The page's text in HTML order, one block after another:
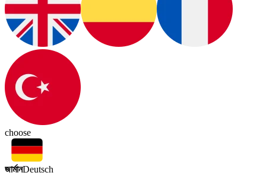
choose
জার্মানDeutsch